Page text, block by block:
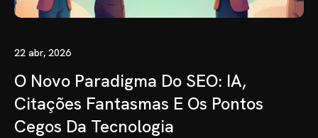
22 abr, 2026
O Novo Paradigma Do SEO: IA,
Citações Fantasmas E Os Pontos
Cegos Da Tecnologia